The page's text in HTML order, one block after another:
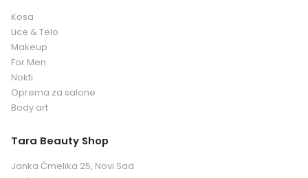
Kosa
Lice & Telo
Makeup
For Men
Nokti
Oprema za salone
Body art
Tara Beauty Shop
Janka Čmelika 25, Novi Sad